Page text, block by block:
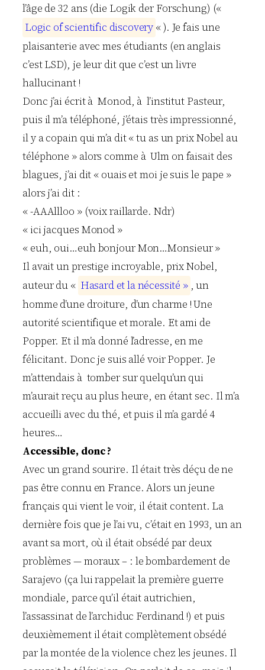
l’âge de 32 ans (die Logik der Forschung) («
Logic ofscientific discovery « ). Je fais une
plaisanterie avec mes étudiants (en anglais
c’est LSD), je leur dit que c’est un livre
hallucinant !
Donc j’ai écrit à Monod, à l’institut Pasteur,
puis il m’a téléphoné, j’étais très impressionné,
il y a copain qui m’a dit « tu as un prix Nobel au
téléphone » alors comme à Ulm on faisait des
blagues, j’ai dit « ouais et moi je suis le pape »
alors j’ai dit :
« -AAAllloo » (voix raillarde. Ndr)
« ici jacques Monod »
« euh, oui…euh bonjour Mon…Monsieur »
Il avait un prestige incroyable, prix Nobel,
auteur du « Hasard etlanécessité » , un
homme d’une droiture, d’un charme ! Une
autorité scientifique et morale. Et ami de
Popper. Et il m’a donné l’adresse, en me
félicitant. Donc je suis allé voir Popper. Je
m’attendais à tomber sur quelqu’un qui
m’aurait reçu au plus heure, en étant sec. Il m’a
accueilli avec du thé, et puis il m’a gardé 4
heures…
Accessible, donc ?
Avec un grand sourire. Il était très déçu de ne
pas être connu en France. Alors un jeune
français qui vient le voir, il était content. La
dernière fois que je l’ai vu, c’était en 1993, un an
avant sa mort, où il était obsédé par deux
problèmes — moraux – : le bombardement de
Sarajevo (ça lui rappelait la première guerre
mondiale, parce qu’il était autrichien,
l’assassinat de l’archiduc Ferdinand !) et puis
deuxièmement il était complètement obsédé
par la montée de la violence chez les jeunes. Il